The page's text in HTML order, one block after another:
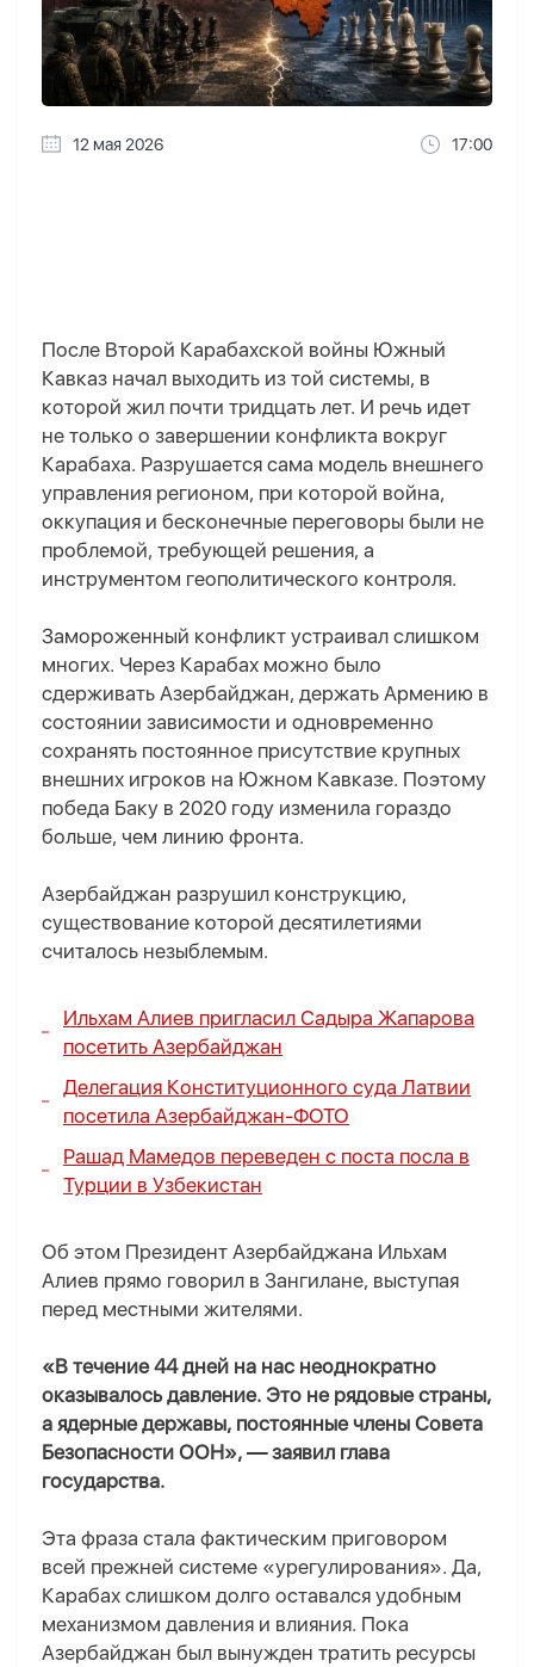
12 мая 2026 17:00
После Второй Карабахской войны Южный
Кавказ начал выходить из той системы, в
которой жил почти тридцать лет. И речь идет
не только о завершении конфликта вокруг
Карабаха. Разрушается сама модель внешнего
управления регионом, при которой война,
оккупация и бесконечные переговоры были не
проблемой, требующей решения, а
инструментом геополитического контроля.
Замороженный конфликт устраивал слишком
многих. Через Карабах можно было
сдерживать Азербайджан, держать Армению в
состоянии зависимости и одновременно
сохранять постоянное присутствие крупных
внешних игроков на Южном Кавказе. Поэтому
победа Баку в 2020 году изменила гораздо
больше, чем линию фронта.
Азербайджан разрушил конструкцию,
существование которой десятилетиями
считалось незыблемым.
Ильхам Алиев пригласил Садыра Жапарова
посетить Азербайджан
Делегация Конституционного суда Латвии
посетила Азербайджан-ФОТО
Рашад Мамедов переведен с поста посла в
Турции в Узбекистан
Об этом Президент Азербайджана Ильхам
Алиев прямо говорил в Зангилане, выступая
перед местными жителями.
«В течение 44 дней на нас неоднократно
оказывалось давление. Это не рядовые страны,
а ядерные державы, постоянные члены Совета
Безопасности ООН», — заявил глава
государства.
Эта фраза стала фактическим приговором
всей прежней системе «урегулирования». Да,
Карабах слишком долго оставался удобным
механизмом давления и влияния. Пока
Азербайджан был вынужден тратить ресурсы